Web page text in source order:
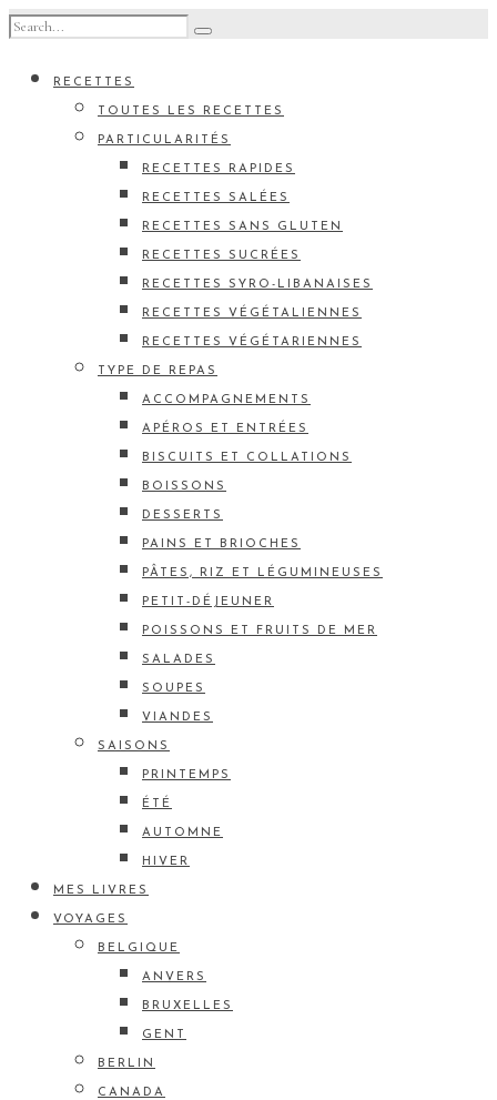
RECETTES
TOUTES LES RECETTES
PARTICULARITÉS
RECETTES RAPIDES
RECETTES SALÉES
RECETTES SANS GLUTEN
RECETTES SUCRÉES
RECETTES SYRO-LIBANAISES
RECETTES VÉGÉTALIENNES
RECETTES VÉGÉTARIENNES
TYPE DE REPAS
ACCOMPAGNEMENTS
APÉROS ET ENTRÉES
BISCUITS ET COLLATIONS
BOISSONS
DESSERTS
PAINS ET BRIOCHES
PÂTES, RIZ ET LÉGUMINEUSES
PETIT-DÉJEUNER
POISSONS ET FRUITS DE MER
SALADES
SOUPES
VIANDES
SAISONS
PRINTEMPS
ÉTÉ
AUTOMNE
HIVER
MES LIVRES
VOYAGES
BELGIQUE
ANVERS
BRUXELLES
GENT
BERLIN
CANADA